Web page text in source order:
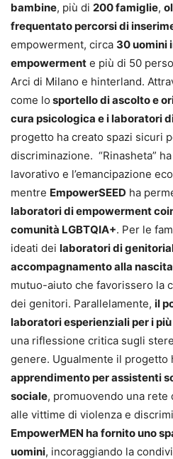
bambine, più di 200 famiglie,
frequentato percorsi di
empowerment, circa 30 uomini
empowerment e più di 50
Arci di Milano e hinterland.
come lo sportello di ascolto e
cura psicologica e i laboratori
progetto ha creato spazi sicuri
discriminazione. “Rinasheta”
lavorativo e l’emancipazione
mentre EmpowerSEED ha
laboratori di empowerment
comunità LGBTQIA+. Per le
ideati dei laboratori di
accompagnamento alla nascita
mutuo-aiuto che favorissero la
dei genitori. Parallelamente, il
laboratori esperienziali per i
una riflessione critica sugli
genere. Ugualmente il progetto
apprendimento per assistenti
sociale, promuovendo una
alle vittime di violenza e
EmpowerMEN ha fornito uno
uomini, incoraggiando la